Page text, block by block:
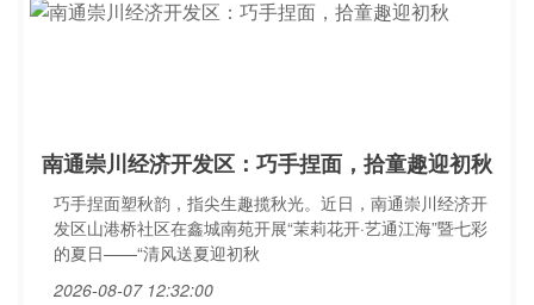
南通崇川经济开发区：巧手捏面，拾童趣迎初秋
巧手捏面塑秋韵，指尖生趣揽秋光。近日，南通崇川经济开
发区山港桥社区在鑫城南苑开展“茉莉花开·艺通江海”暨七彩
的夏日——“清风送夏迎初秋
2026-08-07 12:32:00